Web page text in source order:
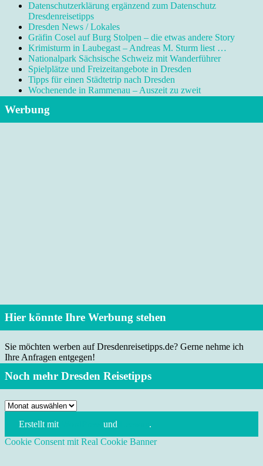
Datenschutzerklärung ergänzend zum Datenschutz
Dresdenreisetipps
Dresden News / Lokales
Gräfin Cosel auf Burg Stolpen – die etwas andere Story
Krimisturm in Laubegast – Andreas M. Sturm liest …
Nationalpark Sächsische Schweiz mit Wanderführer
Spielplätze und Freizeitangebote in Dresden
Tipps für einen Städtetrip nach Dresden
Wochenende in Rammenau – Auszeit zu zweit
Werbung
Hier könnte Ihre Werbung stehen
Sie möchten werben auf Dresdenreisetipps.de? Gerne nehme ich
Ihre Anfragen entgegen!
Noch mehr Dresden Reisetipps
Noch
Dresden
Reisetipps
Erstellt mit und
.
Cookie Consent mit Real Cookie Banner